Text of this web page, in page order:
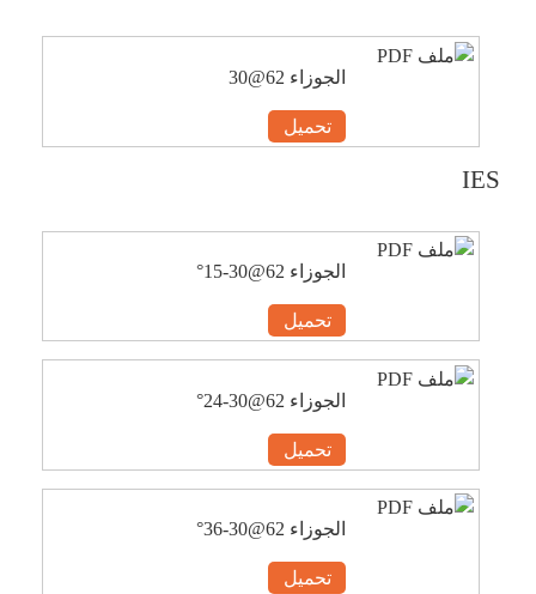
الجوزاء 62@30
تحميل
IES
الجوزاء 62@30-15°
تحميل
الجوزاء 62@30-24°
تحميل
الجوزاء 62@30-36°
تحميل